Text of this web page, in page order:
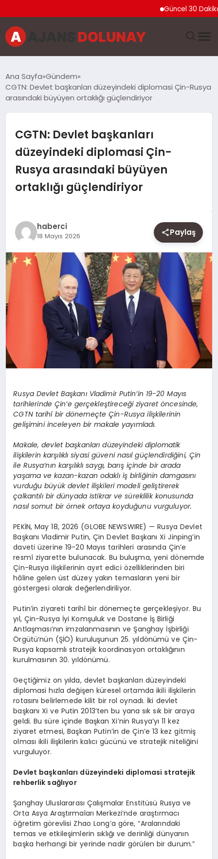
Güncel 30 Dakika
EĞITIM
GÜNCEL
SAĞLIK
Ana Sayfa Gündem
CGTN: Devlet başkanları düzeyindeki diplomasi Çin-Rusya
arasındaki büyüyen ortaklığı güçlendiriyor
CGTN: Devlet başkanları
düzeyindeki diplomasi Çin-
Rusya arasındaki büyüyen
ortaklığı güçlendiriyor
haberci
18 Mayıs 2026 Paylaş
Rusya Devlet Başkanı Vladimir Putin’in 19-20 Mayıs
tarihlerinde Çin’e gerçekleştireceği ziyaret öncesinde,
CGTN tarihî bir dönemeçte Çin-Rusya ilişkilerinin
gelişimini inceleyen bir makale yayımladı.
Makale, devlet başkanları düzeyindeki diplomatik
ilişkilerin karşılıklı siyasi güveni nasıl güçlendirdiğini, Çin
ile Rusya’nın karşılıklı saygı, barış içinde bir arada
yaşama ve kazan-kazan odaklı iş birliğinin damgasını
vurduğu büyük devlet ilişkileri modeli geliştirerek
çalkantılı bir dünyada istikrar ve süreklilik konusunda
nasıl somut bir örnek ortaya koyduğunu vurguluyor.
PEKİN, May 18, 2026 (GLOBE NEWSWIRE) — Rusya Devlet
Başkanı Vladimir Putin, Çin Devlet Başkanı Xi Jinping’in
daveti üzerine 19-20 Mayıs tarihleri arasında Çin’e
resmî ziyarette bulunacak. Bu buluşma, yeni dönemde
Çin-Rusya ilişkilerinin ayırt edici özelliklerinden biri
hâline gelen üst düzey yakın temasların yeni bir
göstergesi olarak değerlendiriliyor.
Putin’in ziyareti tarihî bir dönemeçte gerçekleşiyor. Bu
yıl, Çin-Rusya İyi Komşuluk ve Dostane İş Birliği
Antlaşması’nın imzalanmasının ve Şanghay İşbirliği
Örgütü’nün (ŞİÖ) kuruluşunun 25. yıldönümü ve Çin-
Rusya kapsamlı stratejik koordinasyon ortaklığının
kurulmasının 30. yıldönümü.
Geçtiğimiz on yılda, devlet başkanları düzeyindeki
diplomasi hızla değişen küresel ortamda ikili ilişkilerin
rotasını belirlemede kilit bir rol oynadı. İki devlet
başkanı Xi ve Putin 2013’ten bu yana sık sık bir araya
geldi. Bu süre içinde Başkan Xi’nin Rusya’yı 11 kez
ziyaret etmesi, Başkan Putin’in de Çin’e 13 kez gitmiş
olması ikili ilişkilerin kalıcı gücünü ve stratejik niteliğini
vurguluyor.
Devlet başkanları düzeyindeki diplomasi stratejik
rehberlik sağlıyor
Şanghay Uluslararası Çalışmalar Enstitüsü Rusya ve
Orta Asya Araştırmaları Merkezi’nde araştırmacı
öğretim görevlisi Zhao Long’a göre, “Aralarındaki
temas ve etkileşimlerin sıklığı ve derinliği dünyanın
başka herhangi bir yerinde nadir görülen bir durum.”